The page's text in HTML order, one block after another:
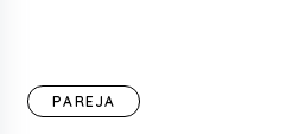
PAREJA